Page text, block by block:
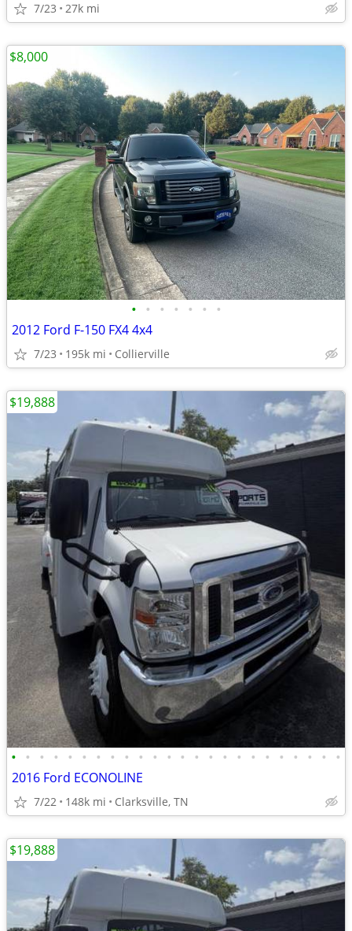
7/23 27k mi
• • • • • • •
2012 Ford F-150 FX4 4x4
7/23 195k mi Collierville
$8,000
• • • • • • • • • • • • • • • • • • • • • • • •
2016 Ford ECONOLINE
7/22 148k mi Clarksville, TN
$19,888
$19,888